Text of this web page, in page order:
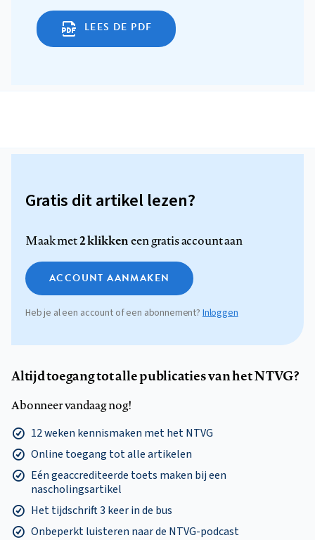
LEES DE PDF
Gratis dit artikel lezen?
Maak met2 klikkeneen gratis account aan
ACCOUNT AANMAKEN
Heb je al een account of een abonnement? Inloggen
Altijd toegang tot alle publicaties van het NTVG?
Abonneer vandaag nog!
12 weken kennismaken met het NTVG
Online toegang tot alle artikelen
Eén geaccrediteerde toets maken bij een
nascholingsartikel
Het tijdschrift 3 keer in de bus
Onbeperkt luisteren naar de NTVG-podcast